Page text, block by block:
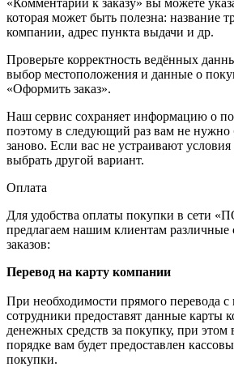
которая может быть полезна: название
компании, адрес пункта выдачи и др.
Проверьте корректность ведённых
выбор местоположения и данные о
«Оформить заказ».
Наш сервис сохраняет информацию о
поэтому в следующий раз вам не нужно
заново. Если вас не устраивают
выбрать другой вариант.
Оплата
Для удобства оплаты покупки в сети
предлагаем нашим клиентам
заказов:
Перевод на карту компании
При необходимости прямого перевода с
сотрудники предоставят данные карты
денежных средств за покупку, при этом
порядке вам будет предоставлен
покупки.